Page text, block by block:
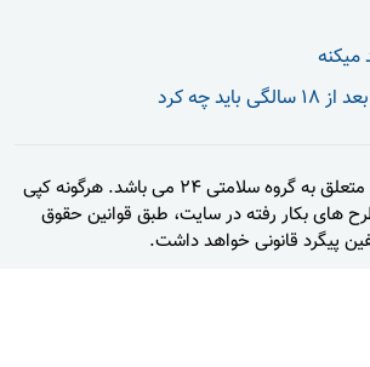
میکنه
چه کرد
کلیه حقوق این سایت متعلق به گروه سلامتی 24 می باشد. هرگونه کپی
های بکار رفته در سایت، طبق قوانین حقوق
پیگرد قانونی خواهد داشت.